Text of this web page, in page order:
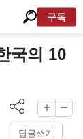
구독
국의 10
답글쓰기